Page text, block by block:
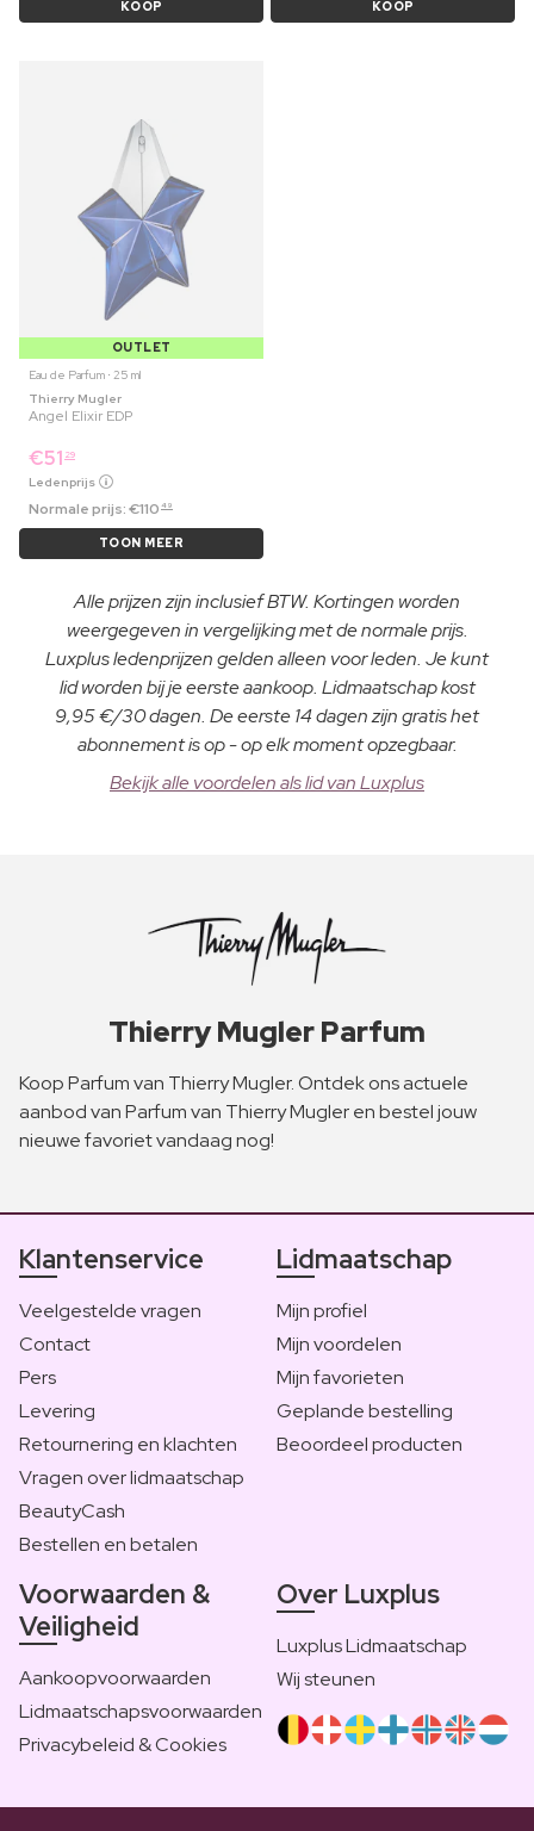
KOOP KOOP
OUTLET
Eau de Parfum ⋅ 25 ml
Thierry Mugler
Angel Elixir EDP
€51 29
Ledenprijs
Normale prijs:€110 49
TOON MEER
Alle prijzen zijn inclusief BTW. Kortingen worden
weergegeven in vergelijking met de normale prijs.
Luxplus ledenprijzen gelden alleen voor leden. Je kunt
lid worden bij je eerste aankoop. Lidmaatschap kost
9,95 €/30 dagen. De eerste 14 dagen zijn gratis het
abonnement is op - op elk moment opzegbaar.
Bekijk alle voordelen als lid van Luxplus
Thierry Mugler Parfum
Koop Parfum van Thierry Mugler. Ontdek ons actuele
aanbod van Parfum van Thierry Mugler en bestel jouw
nieuwe favoriet vandaag nog!
Klantenservice
Veelgestelde vragen
Contact
Pers
Levering
Retournering en klachten
Vragen over lidmaatschap
BeautyCash
Bestellen en betalen
Lidmaatschap
Mijn profiel
Mijn voordelen
Mijn favorieten
Geplande bestelling
Beoordeel producten
Voorwaarden &
Veiligheid
Aankoopvoorwaarden
Lidmaatschapsvoorwaarden
Privacybeleid & Cookies
Over Luxplus
Luxplus Lidmaatschap
Wij steunen